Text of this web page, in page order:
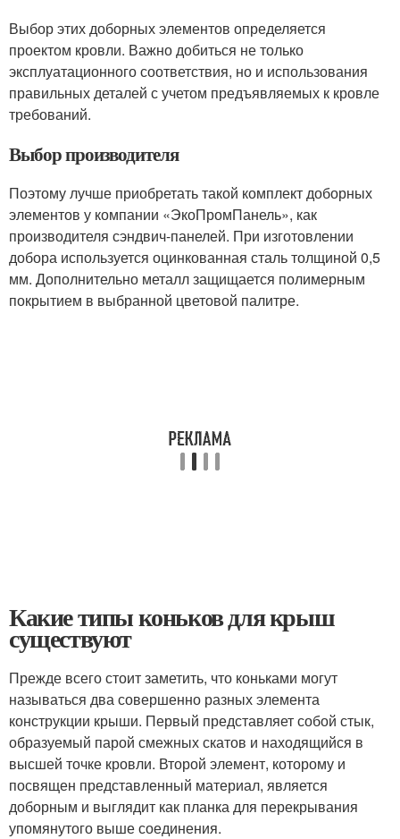
Выбор этих доборных элементов определяется
проектом кровли. Важно добиться не только
эксплуатационного соответствия, но и использования
правильных деталей с учетом предъявляемых к кровле
требований.
Выбор производителя
Поэтому лучше приобретать такой комплект доборных
элементов у компании «ЭкоПромПанель», как
производителя сэндвич-панелей. При изготовлении
добора используется оцинкованная сталь толщиной 0,5
мм. Дополнительно металл защищается полимерным
покрытием в выбранной цветовой палитре.
Какие типы коньков для крыш
существуют
Прежде всего стоит заметить, что коньками могут
называться два совершенно разных элемента
конструкции крыши. Первый представляет собой стык,
образуемый парой смежных скатов и находящийся в
высшей точке кровли. Второй элемент, которому и
посвящен представленный материал, является
доборным и выглядит как планка для перекрывания
упомянутого выше соединения.